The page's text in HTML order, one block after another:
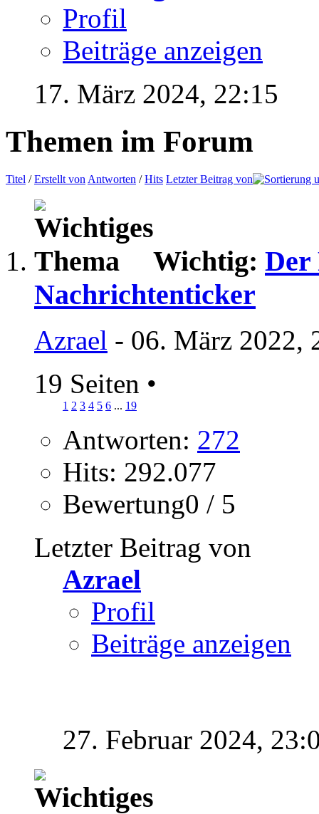
Profil
Beiträge anzeigen
17. März 2024, 22:15
Themen im Forum
Titel /Erstellt von Antworten /Hits Letzter Beitrag von
Wichtig: Der
Nachrichtenticker
Azrael - 06. März 2022,
19 Seiten •
1 2 3 4 5 6 ... 19
Antworten: 272
Hits: 292.077
Bewertung0 / 5
Letzter Beitrag von
Azrael
Profil
Beiträge anzeigen
27. Februar 2024,